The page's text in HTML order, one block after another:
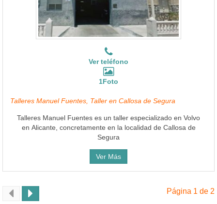
Ver teléfono
1Foto
Talleres Manuel Fuentes, Taller en Callosa de Segura
Talleres Manuel Fuentes es un taller especializado en Volvo
en Alicante, concretamente en la localidad de Callosa de
Segura
Ver Más
Página 1 de 2